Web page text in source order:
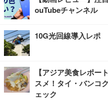
ouTubeチャンネル
10G光回線導入レポ
【アジア美食レポー
スメ！タイ・バンコ
ェック